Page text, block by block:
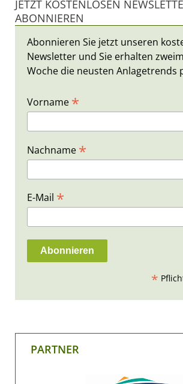
JETZT KOSTENLOSEN
ABONNIEREN
Abonnieren Sie jetzt unseren
Newsletter und Sie erhalten
Woche die neusten Anlagetrends
Vorname *
Nachname *
E-Mail *
*
PARTNER